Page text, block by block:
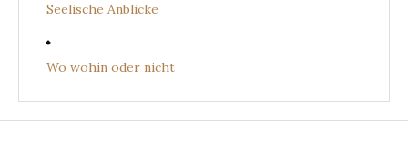
Seelische Anblicke
Wo wohin oder nicht